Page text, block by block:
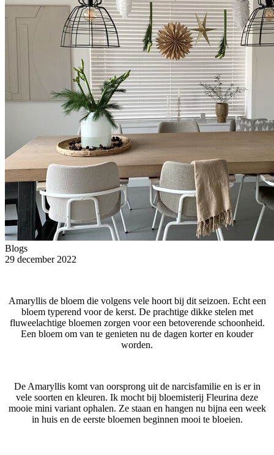
Blogs
29 december 2022
Amaryllis de bloem die volgens vele hoort bij dit seizoen. Echt een
bloem typerend voor de kerst. De prachtige dikke stelen met
fluweelachtige bloemen zorgen voor een betoverende schoonheid.
Een bloem om van te genieten nu de dagen korter en kouder
worden.
De Amaryllis komt van oorsprong uit de narcisfamilie en is er in
vele soorten en kleuren. Ik mocht bij bloemisterij Fleurina deze
mooie mini variant ophalen. Ze staan en hangen nu bijna een week
in huis en de eerste bloemen beginnen mooi te bloeien.